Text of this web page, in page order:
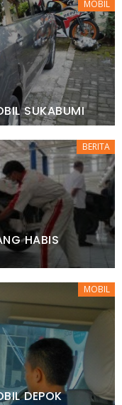
MOBIL
SUKABUMI
BERITA
HABIS
MOBIL
DEPOK